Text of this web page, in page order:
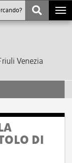
Venezia
DI